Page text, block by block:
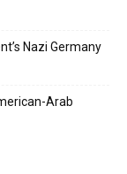
Nazi Germany
Arab